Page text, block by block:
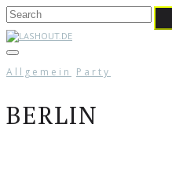
Allgemein Party
BERLIN